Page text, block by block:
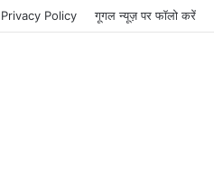
Privacy Policy गूगल न्यूज़ पर फॉलो करें